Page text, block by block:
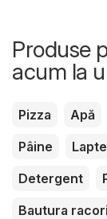
Produse
acum la
Pizza Apă
Pâine
Lapte
Detergent
Bautura